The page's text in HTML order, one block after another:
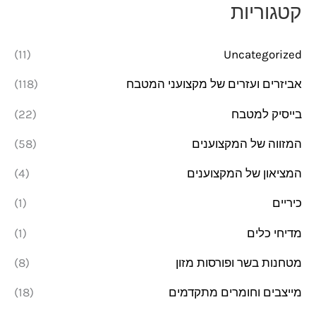
קטגוריות
Uncategorized
(11)
אביזרים ועזרים של מקצועני המטבח (118)
בייסיק למטבח (22)
המזווה של המקצוענים (58)
המציאון של המקצוענים (4)
כיריים (1)
מדיחי כלים (1)
מטחנות בשר ופורסות מזון (8)
מייצבים וחומרים מתקדמים (18)